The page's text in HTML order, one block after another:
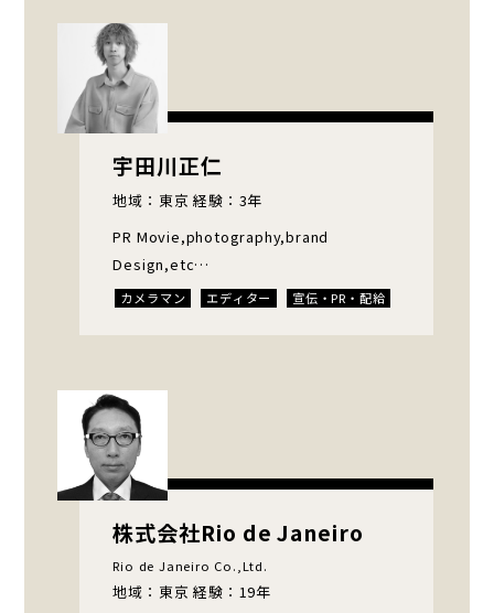
宇田川正仁
地域：東京 経験：3年
PR Movie,photography,brand
Design,etc…
カメラマン エディター 宣伝・PR・配給
株式会社Rio de Janeiro
Rio de Janeiro Co.,Ltd.
地域：東京 経験：19年